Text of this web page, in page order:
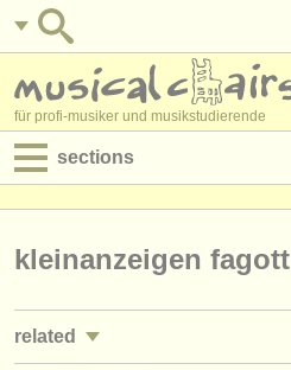
für profi-musiker und musikstudierende
sections
jobs - verwaltung
kleinanzeigen fagott
related